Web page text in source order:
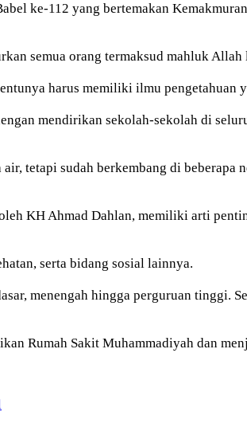
ke-112 yang bertemakan
semua orang termaksud mahluk
harus memiliki ilmu pengetahuan
mendirikan sekolah-sekolah di
tetapi sudah berkembang di
KH Ahmad Dahlan, memiliki arti
serta bidang sosial lainnya.
menengah hingga perguruan tinggi.
Rumah Sakit Muhammadiyah dan